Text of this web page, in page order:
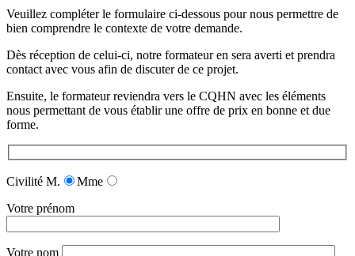
Veuillez compléter le formulaire ci-dessous pour nous permettre de
bien comprendre le contexte de votre demande.
Dès réception de celui-ci, notre formateur en sera averti et prendra
contact avec vous afin de discuter de ce projet.
Ensuite, le formateur reviendra vers le CQHN avec les éléments
nous permettant de vous établir une offre de prix en bonne et due
forme.
Civilité M.
Mme
Votre prénom
Votre nom